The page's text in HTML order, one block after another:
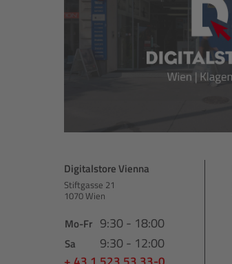
Digitalstore Vienna
Stiftgasse 21
1070 Wien
Mo-Fr 9:30 - 18:00
Sa 9:30 - 12:00